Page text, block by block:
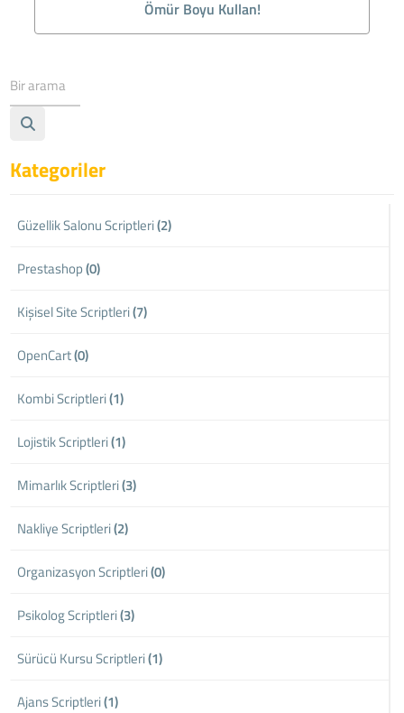
Ömür Boyu Kullan!
Kategoriler
Güzellik Salonu Scriptleri(2)
Prestashop(0)
Kişisel Site Scriptleri(7)
OpenCart(0)
Kombi Scriptleri(1)
Lojistik Scriptleri(1)
Mimarlık Scriptleri(3)
Nakliye Scriptleri(2)
Organizasyon Scriptleri(0)
Psikolog Scriptleri(3)
Sürücü Kursu Scriptleri(1)
Ajans Scriptleri(1)